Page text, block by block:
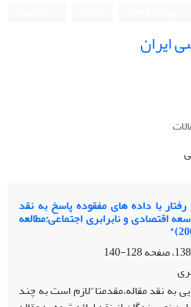
ایران
با داده های مفقوده پاسخ به نقد
اقتصادی و نابرابری اجتماعی:مطالعه
128-140
به نقد مقاله،مقدمتا"لازم است به چند